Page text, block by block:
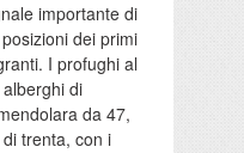
importante di
dei primi
I profughi al
di
da 47,
trenta, con i